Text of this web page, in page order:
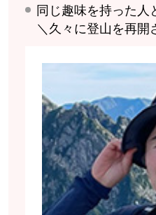
同じ趣味を持った人
＼久々に登山を再開